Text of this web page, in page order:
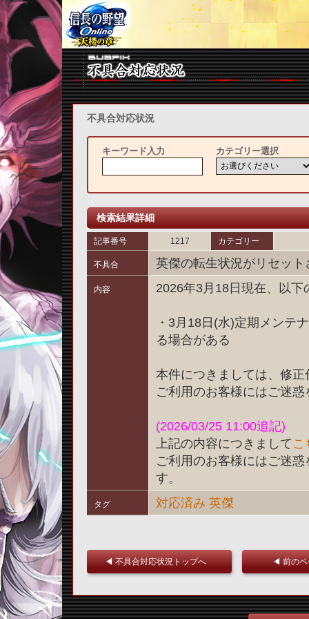
不具合対応状況
キーワード入力 カテゴリー選択
検索結果詳細
記事番号 1217 カテゴリー
不具合 英傑の転生状況がリセッ
内容 2026年3月18日現在、以
・3月18日(水)定期メンテ
る場合がある
本件につきましては、修
ご利用のお客様にはご迷
(2026/03/25 11:00追記)
上記の内容につきましてこ
ご利用のお客様にはご迷
す。
タグ 対応済み 英傑
◀ 不具合対応状況トップへ ◀ 前の